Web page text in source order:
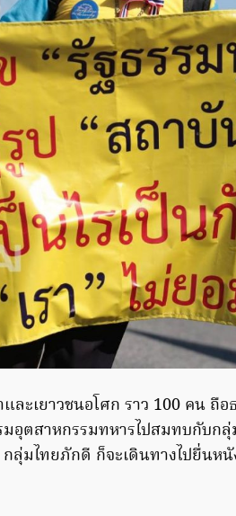
ละเยาวชนอโศก ราว 100 คน ถื
อุตสาหกรรมทหารไปสมทบกับก
กลุ่มไทยภักดี ก็จะเดินทางไปยื่นห